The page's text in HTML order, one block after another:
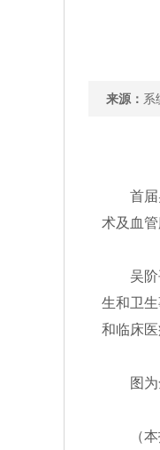
来源：
首
术及血
吴
生和卫
和临床医
图
（